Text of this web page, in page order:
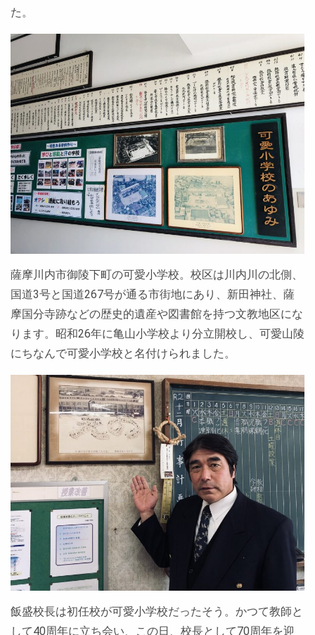
た。
薩摩川内市御陵下町の可愛小学校。校区は川内川の北側、
国道3号と国道267号が通る市街地にあり、新田神社、薩
摩国分寺跡などの歴史的遺産や図書館を持つ文教地区にな
ります。昭和26年に亀山小学校より分立開校し、可愛山陵
にちなんで可愛小学校と名付けられました。
飯盛校長は初任校が可愛小学校だったそう。かつて教師と
して40周年に立ち会い、この日、校長として70周年を迎